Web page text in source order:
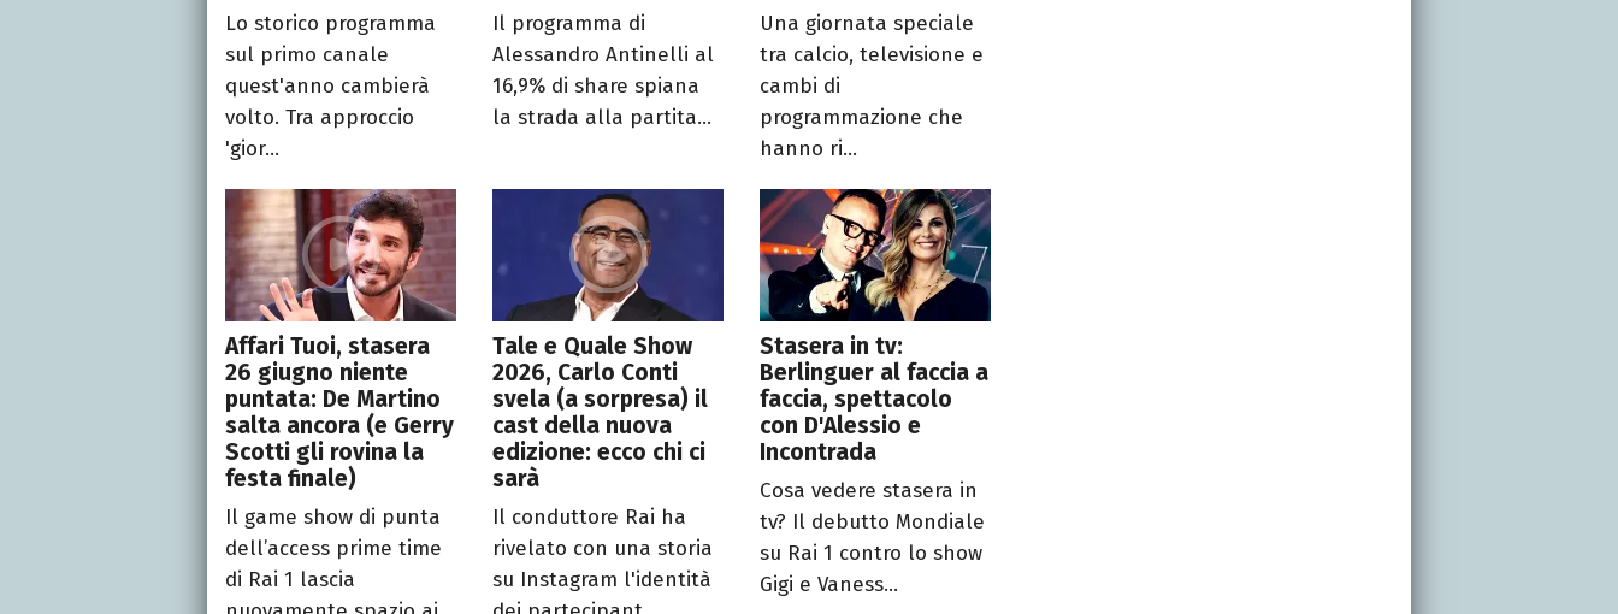
Lo storico programma
sul primo canale
quest'anno cambierà
volto. Tra approccio
'gior...
Il programma di
Alessandro Antinelli al
16,9% di share spiana
la strada alla partita...
Una giornata speciale
tra calcio, televisione e
cambi di
programmazione che
hanno ri...
Affari Tuoi, stasera
26 giugno niente
puntata: De Martino
salta ancora (e Gerry
Scotti gli rovina la
festa finale)
Il game show di punta
dell’access prime time
di Rai 1 lascia
Tale e Quale Show
2026, Carlo Conti
svela (a sorpresa) il
cast della nuova
edizione: ecco chi ci
sarà
Il conduttore Rai ha
rivelato con una storia
su Instagram l'identità
Stasera in tv:
Berlinguer al faccia a
faccia, spettacolo
con D'Alessio e
Incontrada
Cosa vedere stasera in
tv? Il debutto Mondiale
su Rai 1 contro lo show
Gigi e Vaness...